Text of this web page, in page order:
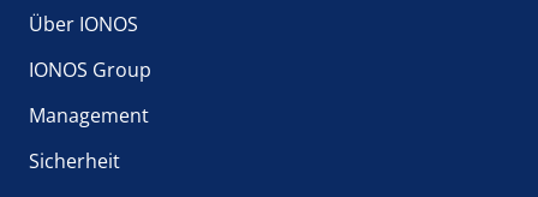
Über IONOS
IONOS Group
Management
Sicherheit